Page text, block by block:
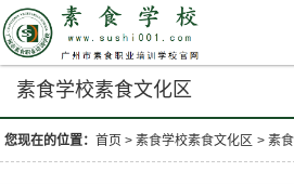
素食学校素食文化区
您现在的位置：首页 >素食学校素食文化区 >素